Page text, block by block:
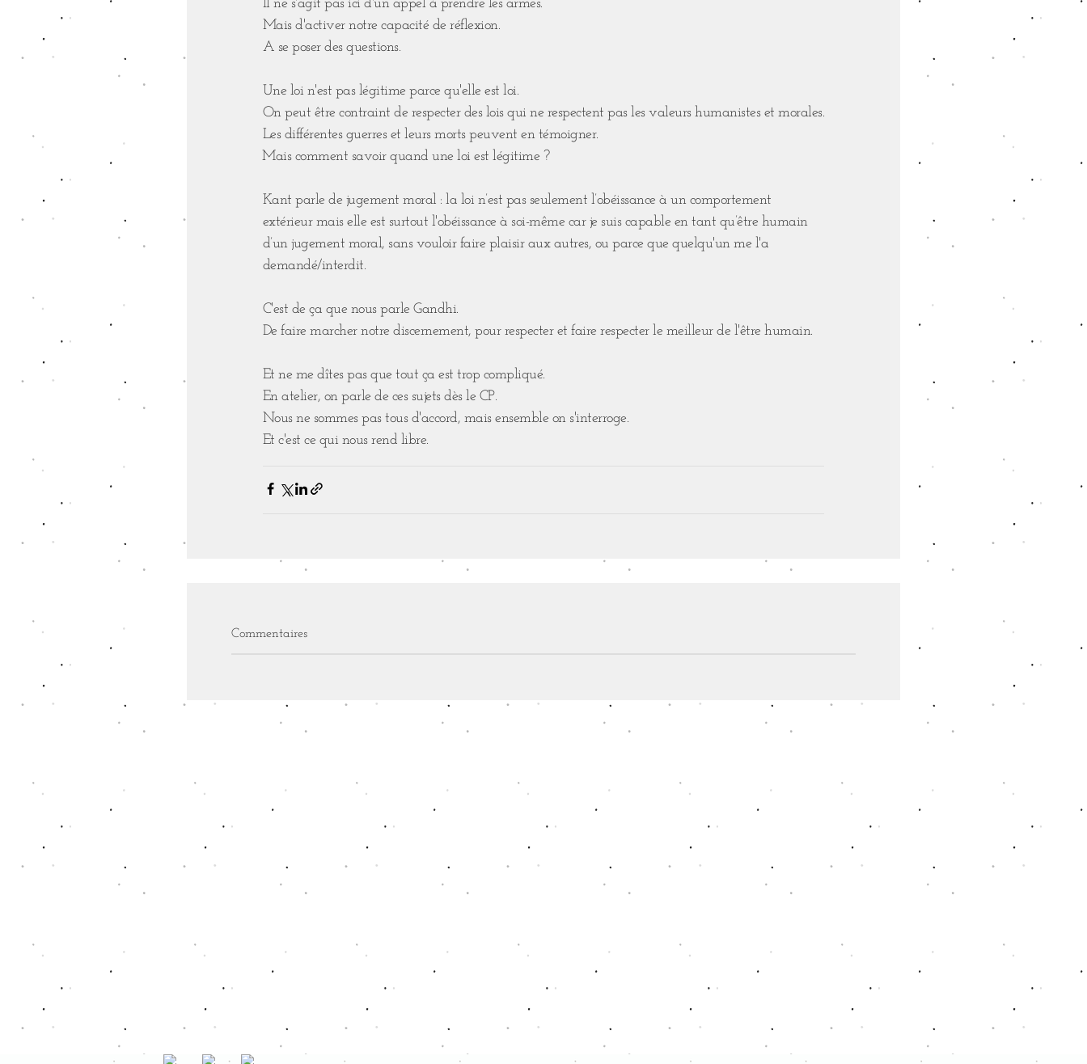
Il ne s'agit pas ici d'un appel à prendre les armes.⁣
Mais d'activer notre capacité de réflexion. ⁣
A se poser des questions.⁣
Une loi n'est pas légitime parce qu'elle est loi.⁣
On peut être contraint de respecter des lois qui ne respectent pas les valeurs humanistes et morales.⁣
Les différentes guerres et leurs morts peuvent en témoigner.⁣
⁣Mais comment savoir quand une loi est légitime ?⁣
Kant parle de jugement moral : la loi n’est pas seulement l’obéissance à un comportement
extérieur mais elle est surtout l'obéissance à soi-même car je suis capable en tant qu’être humain
d’un jugement moral, sans vouloir faire plaisir aux autres, ou parce que quelqu'un me l'a
demandé/interdit.⁣
C'est de ça que nous parle Gandhi.⁣
De faire marcher notre discernement, pour respecter et faire respecter le meilleur de l'être humain.⁣
Et ne me dîtes pas que tout ça est trop compliqué.⁣
En atelier, on parle de ces sujets dès le CP.⁣
Nous ne sommes pas tous d'accord, mais ensemble on s'interroge. ⁣
Et c'est ce qui nous rend libre.⁣
Commentaires